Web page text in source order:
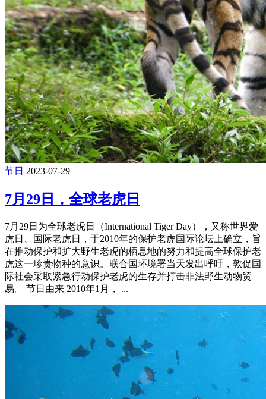
节日 2023-07-29
7月29日，全球老虎日
7月29日为全球老虎日（International Tiger Day），又称世界爱
虎日、国际老虎日，于2010年的保护老虎国际论坛上确立，旨
在推动保护和扩大野生老虎的栖息地的努力和提高全球保护老
虎这一珍贵物种的意识。联合国环境署当天发出呼吁，敦促国
际社会采取紧急行动保护老虎的生存并打击非法野生动物贸
易。 节日由来 2010年1月， ...